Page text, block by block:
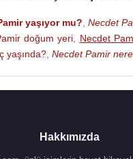
yaşıyor mu? Necdet
doğum yeri
Necdet
yaşında? Necdet Pamir
Hakkımızda